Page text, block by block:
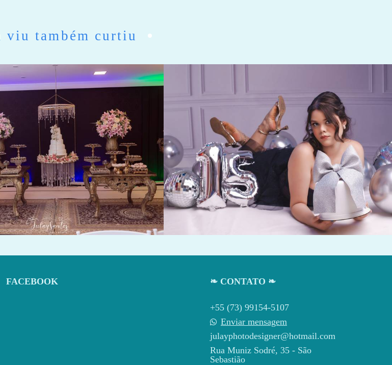
viu também curtiu
1009 0 163 0
FACEBOOK ❧ CONTATO ❧
+55 (73) 99154-5107
Enviar mensagem
julayphotodesigner@hotmail.com
Rua Muniz Sodré, 35 - São
Sebastião